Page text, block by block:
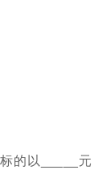
的以_____元